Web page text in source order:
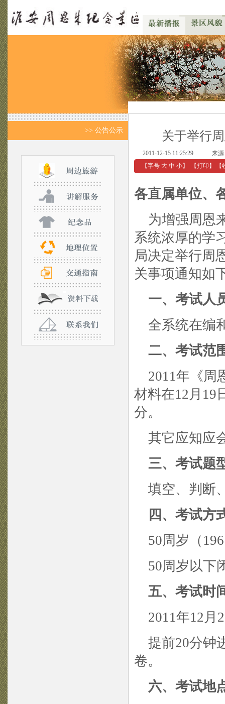
>> 公告公示 关于举行
2011-12-15 11:25:29
来
【字号 大 中 小】 【打印 】
各直属单位、
为增强周恩
系统浓厚的学
局决定举行周
关事项通知如
一、考试人
全系统在编
二、考试范
2011年《周
材料在12月19
分。
其它应知应
三、考试题
填空、判断
四、考试方
50周岁（
50周岁以下
五、考试时
2011年12月
提前20分钟
卷。
六、考试地